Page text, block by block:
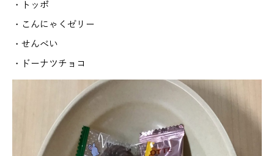
・トッポ
・こんにゃくゼリー
・せんべい
・ドーナツチョコ